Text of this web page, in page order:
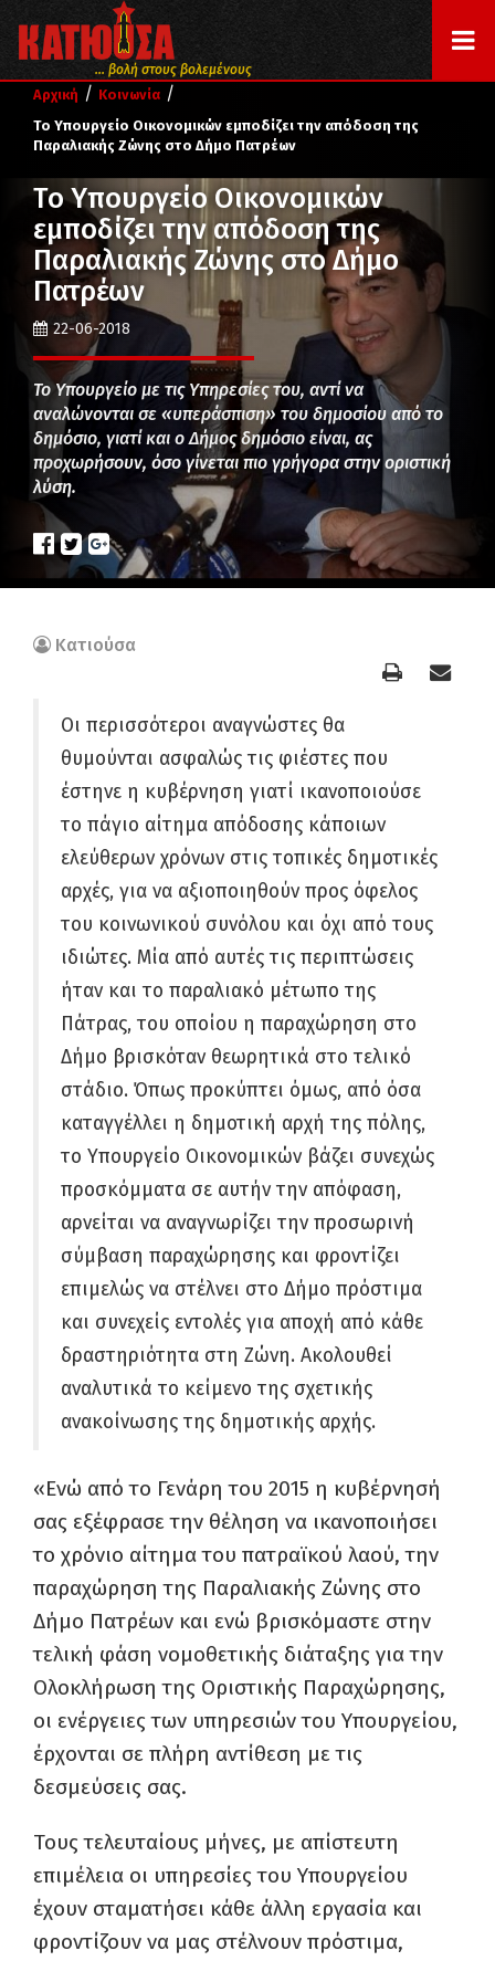
... βολή στους βολεμένους
Αρχική / Κοινωνία /
Το Υπουργείο Οικονομικών εμποδίζει την απόδοση της
Παραλιακής Ζώνης στο Δήμο Πατρέων
Το Υπουργείο Οικονομικών
εμποδίζει την απόδοση της
Παραλιακής Ζώνης στο Δήμο
Πατρέων
22-06-2018
Το Υπουργείο με τις Υπηρεσίες του, αντί να
αναλώνονται σε «υπεράσπιση» του δημοσίου από το
δημόσιο, γιατί και ο Δήμος δημόσιο είναι, ας
προχωρήσουν, όσο γίνεται πιο γρήγορα στην οριστική
λύση.
Κατιούσα
Οι περισσότεροι αναγνώστες θα
θυμούνται ασφαλώς τις φιέστες που
έστηνε η κυβέρνηση γιατί ικανοποιούσε
το πάγιο αίτημα απόδοσης κάποιων
ελεύθερων χρόνων στις τοπικές δημοτικές
αρχές, για να αξιοποιηθούν προς όφελος
του κοινωνικού συνόλου και όχι από τους
ιδιώτες. Μία από αυτές τις περιπτώσεις
ήταν και το παραλιακό μέτωπο της
Πάτρας, του οποίου η παραχώρηση στο
Δήμο βρισκόταν θεωρητικά στο τελικό
στάδιο. Όπως προκύπτει όμως, από όσα
καταγγέλλει η δημοτική αρχή της πόλης,
το Υπουργείο Οικονομικών βάζει συνεχώς
προσκόμματα σε αυτήν την απόφαση,
αρνείται να αναγνωρίζει την προσωρινή
σύμβαση παραχώρησης και φροντίζει
επιμελώς να στέλνει στο Δήμο πρόστιμα
και συνεχείς εντολές για αποχή από κάθε
δραστηριότητα στη Ζώνη. Ακολουθεί
αναλυτικά το κείμενο της σχετικής
ανακοίνωσης της δημοτικής αρχής.
«Ενώ από το Γενάρη του 2015 η κυβέρνησή
σας εξέφρασε την θέληση να ικανοποιήσει
το χρόνιο αίτημα του πατραϊκού λαού, την
παραχώρηση της Παραλιακής Ζώνης στο
Δήμο Πατρέων και ενώ βρισκόμαστε στην
τελική φάση νομοθετικής διάταξης για την
Ολοκλήρωση της Οριστικής Παραχώρησης,
οι ενέργειες των υπηρεσιών του Υπουργείου,
έρχονται σε πλήρη αντίθεση με τις
δεσμεύσεις σας.
Τους τελευταίους μήνες, με απίστευτη
επιμέλεια οι υπηρεσίες του Υπουργείου
έχουν σταματήσει κάθε άλλη εργασία και
φροντίζουν να μας στέλνουν πρόστιμα,